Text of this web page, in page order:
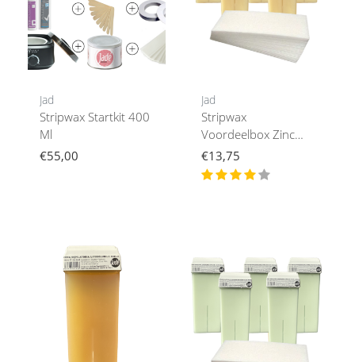
Jad
Stripwax Startkit 400
Ml
€55,00
Jad
Stripwax
Voordeelbox Zinc
Oxide
€13,75